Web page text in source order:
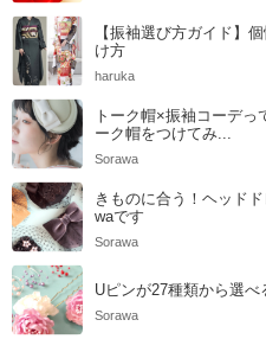
【振袖選び方ガイド】
け方
haruka
トーク帽×振袖コーデっ
ーク帽をつけてみ...
Sorawa
きものに合う！ヘッド
waです
Sorawa
Uピンが27種類から選
Sorawa